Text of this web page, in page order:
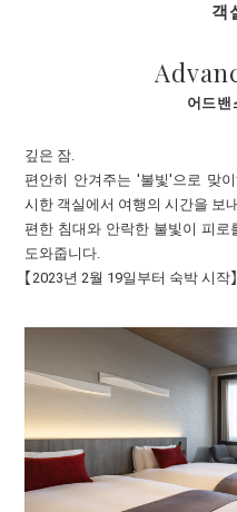
객
어드밴
깊은 잠.
편안히 안겨주는 '불빛'으로 맞
시한 객실에서 여행의 시간을 보
편한 침대와 안락한 불빛이 피
도와줍니다.
【2023년 2월 19일부터 숙박 시작】